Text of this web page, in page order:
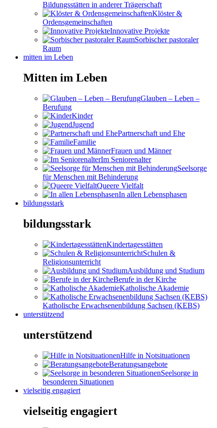
Bildungsstätten in anderer Trägerschaft
Klöster &
Ordensgemeinschaften
Innovative Projekte
Sorbischer pastoraler
Raum
mitten im Leben
Mitten im Leben
Glauben – Leben –
Berufung
Kinder
Jugend
Partnerschaft und Ehe
Familie
Frauen und Männer
Im Seniorenalter
Seelsorge
für Menschen mit Behinderung
Queere Vielfalt
In allen Lebensphasen
bildungsstark
bildungsstark
Kindertagesstätten
Schulen &
Religionsunterricht
Ausbildung und Studium
Berufe in der Kirche
Katholische Akademie
Katholische Erwachsenenbildung Sachsen (KEBS)
unterstützend
unterstützend
Hilfe in Notsituationen
Beratungsangebote
Seelsorge in
besonderen Situationen
vielseitig engagiert
vielseitig engagiert